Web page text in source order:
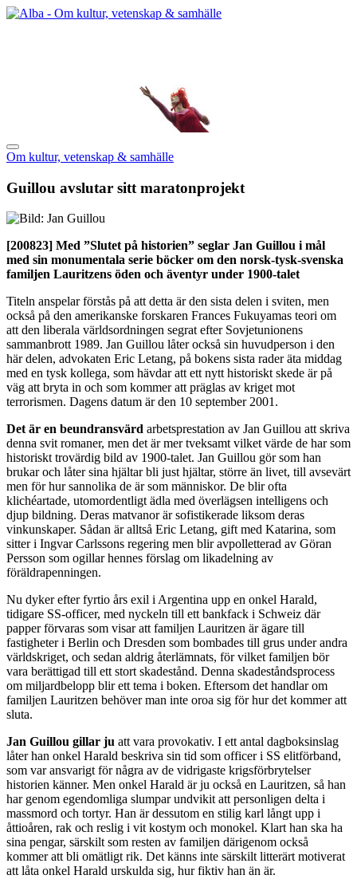
Om kultur, vetenskap & samhälle
Guillou avslutar sitt maratonprojekt
[200823] Med ”Slutet på historien” seglar Jan Guillou i mål
med sin monumentala serie böcker om den norsk-tysk-svenska
familjen Lauritzens öden och äventyr under 1900-talet
Titeln anspelar förstås på att detta är den sista delen i sviten, men
också på den amerikanske forskaren Frances Fukuyamas teori om
att den liberala världsordningen segrat efter Sovjetunionens
sammanbrott 1989. Jan Guillou låter också sin huvudperson i den
här delen, advokaten Eric Letang, på bokens sista rader äta middag
med en tysk kollega, som hävdar att ett nytt historiskt skede är på
väg att bryta in och som kommer att präglas av kriget mot
terrorismen. Dagens datum är den 10 september 2001.
Det är en beundransvärd arbetsprestation av Jan Guillou att skriva
denna svit romaner, men det är mer tveksamt vilket värde de har som
historiskt trovärdig bild av 1900-talet. Jan Guillou gör som han
brukar och låter sina hjältar bli just hjältar, större än livet, till avsevärt
men för hur sannolika de är som människor. De blir ofta
klichéartade, utomordentligt ädla med överlägsen intelligens och
djup bildning. Deras matvanor är sofistikerade liksom deras
vinkunskaper. Sådan är alltså Eric Letang, gift med Katarina, som
sitter i Ingvar Carlssons regering men blir avpolletterad av Göran
Persson som ogillar hennes förslag om likadelning av
föräldrapenningen.
Nu dyker efter fyrtio års exil i Argentina upp en onkel Harald,
tidigare SS-officer, med nyckeln till ett bankfack i Schweiz där
papper förvaras som visar att familjen Lauritzen är ägare till
fastigheter i Berlin och Dresden som bombades till grus under andra
världskriget, och sedan aldrig återlämnats, för vilket familjen bör
vara berättigad till ett stort skadestånd. Denna skadeståndsprocess
om miljardbelopp blir ett tema i boken. Eftersom det handlar om
familjen Lauritzen behöver man inte oroa sig för hur det kommer att
sluta.
Jan Guillou gillar ju att vara provokativ. I ett antal dagboksinslag
låter han onkel Harald beskriva sin tid som officer i SS elitförband,
som var ansvarigt för några av de vidrigaste krigsförbrytelser
historien känner. Men onkel Harald är ju också en Lauritzen, så han
har genom egendomliga slumpar undvikit att personligen delta i
massmord och tortyr. Han är dessutom en stilig karl långt upp i
åttioåren, rak och reslig i vit kostym och monokel. Klart han ska ha
sina pengar, särskilt som resten av familjen därigenom också
kommer att bli omätligt rik. Det känns inte särskilt litterärt motiverat
att låta onkel Harald urskulda sig, hur fiktiv han än är.